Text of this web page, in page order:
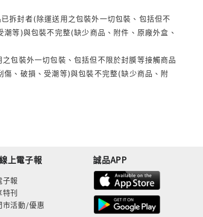
拆封者(除運送用之包裝外一切包裝、包括但不
等)與包裝不完整(缺少商品、附件、原廠外盒、
包裝外一切包裝、包括但不限於封膜等接觸商品
、破損、受潮等)與包裝不完整(缺少商品、附
上電子報
子報
特刊
市活動/優惠
誠品APP